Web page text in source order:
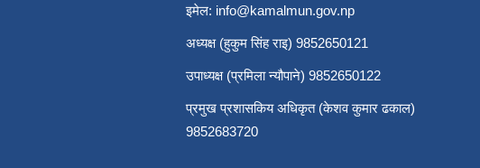
इमेल: info@kamalmun.gov.np
अध्यक्ष (हुकुम सिंह राइ) 9852650121
उपाध्यक्ष (प्रमिला न्यौपाने) 9852650122
प्रमुख प्रशासकिय अधिकृत (केशव कुमार ढकाल)
9852683720